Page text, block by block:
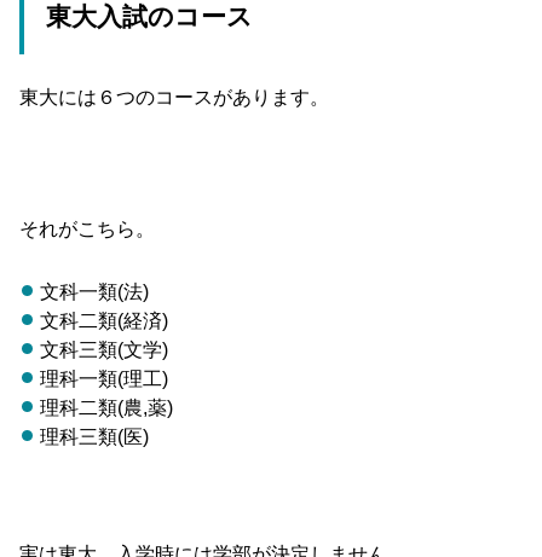
東大入試のコース
東大には６つのコースがあります。
それがこちら。
文科一類(法)
文科二類(経済)
文科三類(文学)
理科一類(理工)
理科二類(農,薬)
理科三類(医)